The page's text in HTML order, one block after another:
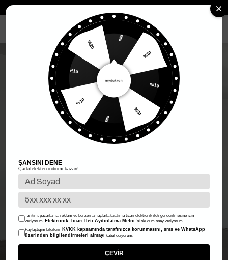
Kadın Üst Giyim Uzun Elbise
%5
%10
%15
%20
%5
%10
%15
%20
ŞANSINI DENE
Çarkıfelekten indirimi kazan!
Tanıtım, pazarlama, reklam ve benzeri amaçlarla tarafıma ticari elektronik ileti gönderilmesine izin
veriyorum. Elektronik Ticari İleti Aydınlatma Metni 'ni okudum onay veriyorum.
Paylaştığım bilgilerin KVKK kapsamında tarafınızca korunmasını, sms ve WhatsApp
üzerinden bilgilendirmeleri almayı kabul ediyorum.
ÇEVİR